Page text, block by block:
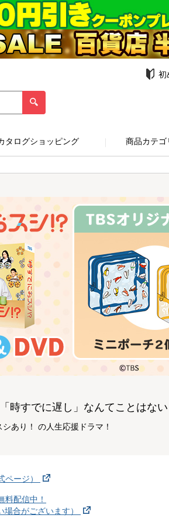
初
タログショッピング 商品カテ
時すでに遅し」なんてことはな
あり！ の人生応援ドラマ！
ページ）
料配信中！
場合がございます）